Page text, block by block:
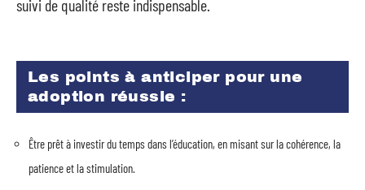
suivi de qualité reste indispensable.
Les points à anticiper pour une
adoption réussie :
Être prêt à investir du temps dans l’éducation, en misant sur la cohérence, la
patience et la stimulation.